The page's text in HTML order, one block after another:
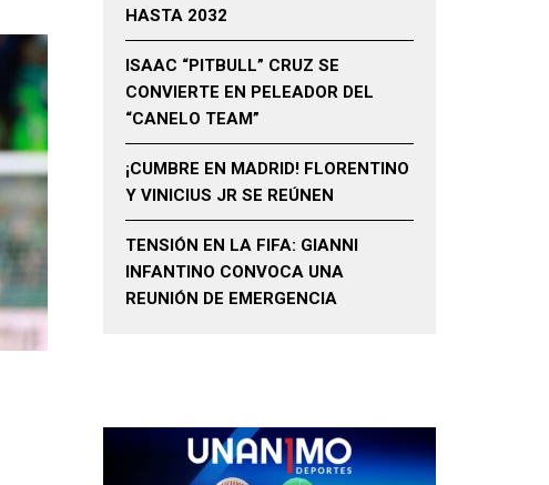
HASTA 2032
ISAAC “PITBULL” CRUZ SE
CONVIERTE EN PELEADOR DEL
“CANELO TEAM”
¡CUMBRE EN MADRID! FLORENTINO
Y VINICIUS JR SE REÚNEN
TENSIÓN EN LA FIFA: GIANNI
INFANTINO CONVOCA UNA
REUNIÓN DE EMERGENCIA